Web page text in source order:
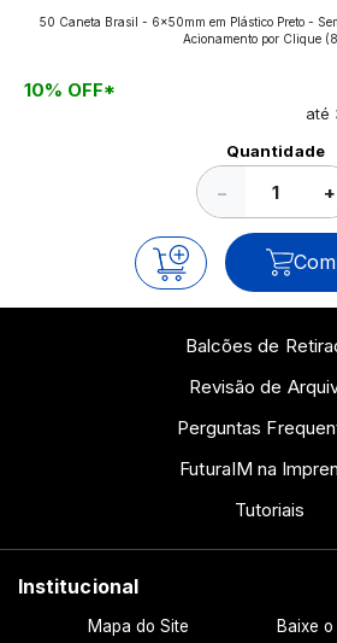
aplicados nos impressos da
continue a leitura que vamos
50 Caneta Brasil - 6x50mm em Plástico Preto -
Acionamento por Clique
10% OFF*
até
Quantidade
− +
Balcões de
Revisão de
Perguntas
FuturaIM na
Tutoriais
Institucional
Mapa do Site Baixe